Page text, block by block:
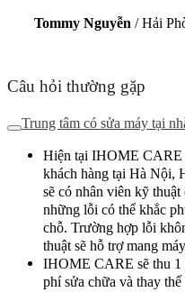
Tommy Nguyễn /Hải
Câu hỏi thường gặp
Trung tâm có sửa máy tại
Hiện tại IHOME CARE
khách hàng tại Hà
sẽ có nhân viên kỹ
những lỗi có thể khắc
chỗ. Trường hợp lỗi
thuật sẽ hỗ trợ mang
IHOME CARE sẽ thu 1
phí sửa chữa và thay